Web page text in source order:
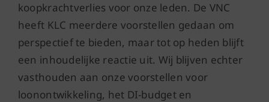
koopkrachtverlies voor onze leden. De VNC
heeft KLC meerdere voorstellen gedaan om
perspectief te bieden, maar tot op heden blijft
een inhoudelijke reactie uit. Wij blijven echter
vasthouden aan onze voorstellen voor
loonontwikkeling, het DI-budget en